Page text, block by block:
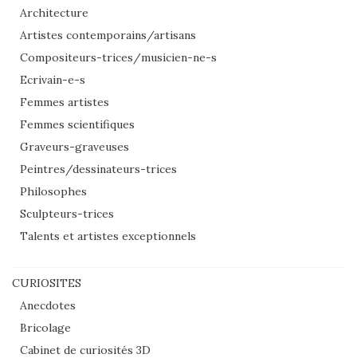
Architecture
Artistes contemporains/artisans
Compositeurs-trices/musicien-ne-s
Ecrivain-e-s
Femmes artistes
Femmes scientifiques
Graveurs-graveuses
Peintres/dessinateurs-trices
Philosophes
Sculpteurs-trices
Talents et artistes exceptionnels
CURIOSITES
Anecdotes
Bricolage
Cabinet de curiosités 3D